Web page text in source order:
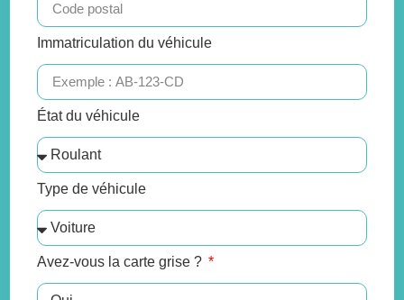
Immatriculation du véhicule
État du véhicule
Type de véhicule
Avez-vous la carte grise ?